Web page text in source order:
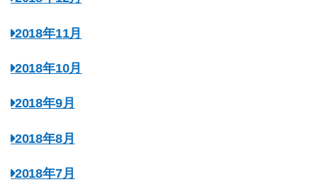
2018年11月
2018年10月
2018年9月
2018年8月
2018年7月